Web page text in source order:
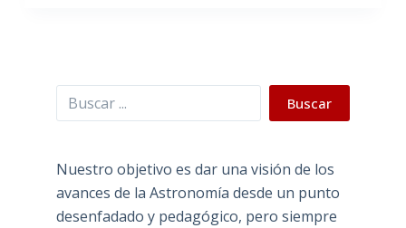
Buscar Buscar
Nuestro objetivo es dar una visión de los
avances de la Astronomía desde un punto
desenfadado y pedagógico, pero siempre